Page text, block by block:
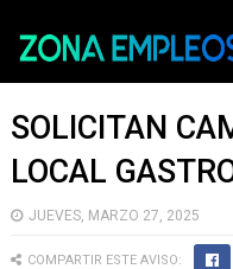
SOLICITAN
LOCAL
JUEVES, MARZO 27, 2025
COMPARTIR ESTE AVISO: